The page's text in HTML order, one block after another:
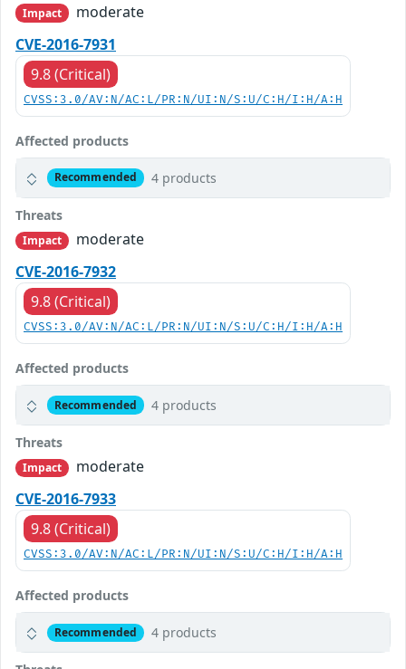
Impact
moderate
CVE-2016-7931
9.8 (Critical)
CVSS:3.0/AV:N/AC:L/PR:N/UI:N/S:U/C:H/I:H/A:H
Affected products
Recommended 4 products
Threats
Impact
moderate
CVE-2016-7932
9.8 (Critical)
CVSS:3.0/AV:N/AC:L/PR:N/UI:N/S:U/C:H/I:H/A:H
Affected products
Recommended 4 products
Threats
Impact
moderate
CVE-2016-7933
9.8 (Critical)
CVSS:3.0/AV:N/AC:L/PR:N/UI:N/S:U/C:H/I:H/A:H
Affected products
Recommended 4 products